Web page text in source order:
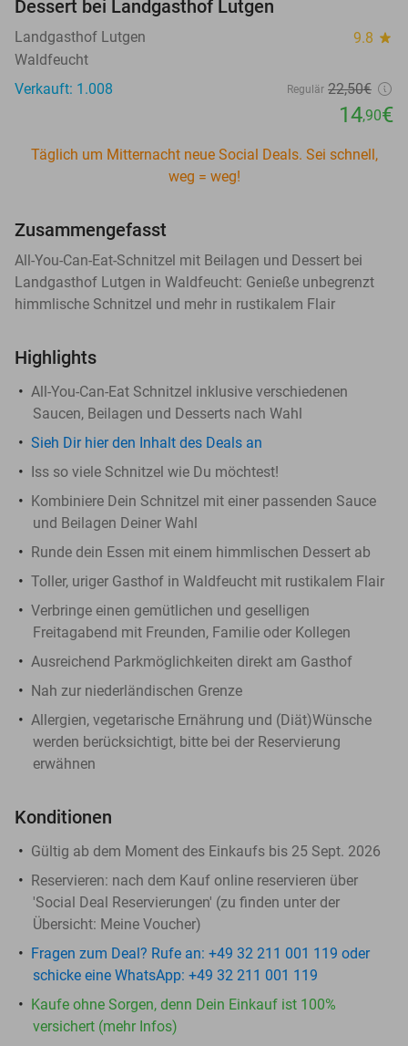
Dessert bei Landgasthof Lutgen
Landgasthof Lutgen 9.8 star
Waldfeucht
Verkauft: 1.008
Regulär 22,50€
14,90€
Täglich um Mitternacht neue Social Deals. Sei schnell,
weg = weg!
Zusammengefasst
All-You-Can-Eat-Schnitzel mit Beilagen und Dessert bei
Landgasthof Lutgen in Waldfeucht: Genieße unbegrenzt
himmlische Schnitzel und mehr in rustikalem Flair
Highlights
All-You-Can-Eat Schnitzel inklusive verschiedenen
Saucen, Beilagen und Desserts nach Wahl
Sieh Dir hier den Inhalt des Deals an
Iss so viele Schnitzel wie Du möchtest!
Kombiniere Dein Schnitzel mit einer passenden Sauce
und Beilagen Deiner Wahl
Runde dein Essen mit einem himmlischen Dessert ab
Toller, uriger Gasthof in Waldfeucht mit rustikalem Flair
Verbringe einen gemütlichen und geselligen
Freitagabend mit Freunden, Familie oder Kollegen
Ausreichend Parkmöglichkeiten direkt am Gasthof
Nah zur niederländischen Grenze
Allergien, vegetarische Ernährung und (Diät)Wünsche
werden berücksichtigt, bitte bei der Reservierung
erwähnen
Konditionen
Gültig ab dem Moment des Einkaufs bis 25 Sept. 2026
Reservieren: nach dem Kauf online reservieren über
'Social Deal Reservierungen' (zu finden unter der
Übersicht: Meine Voucher)
Fragen zum Deal? Rufe an: +49 32 211 001 119 oder
schicke eine WhatsApp: +49 32 211 001 119
Kaufe ohne Sorgen, denn Dein Einkauf ist 100%
versichert (mehr Infos)